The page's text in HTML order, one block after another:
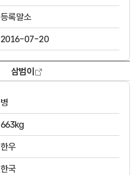
등록말소
2016-07-20
삼범이
병
663kg
한우
한국